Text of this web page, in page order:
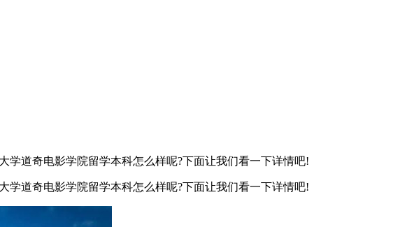
道奇电影学院留学本科怎么样呢?下面让我们看一下详情吧!
道奇电影学院留学本科怎么样呢?下面让我们看一下详情吧!